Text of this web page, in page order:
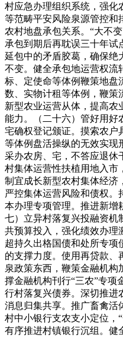
村应急办理组织系统，强化
等范畴平安风险泉源管控和
农村地盘承包关系。“大不
承包到期后再耽误三十年试
延包中的矛盾胶葛，确保绝
不变。健全承包地运营权流
标、定使命等体例鞭策地盘
数、实物计租等体例，鞭策
新型农业运营从体，提高农
能力。（二十六）管好用好
宅确权登记颁证。摸索农户
等体例盘活操纵的无效实现
采办农房、宅，不答应退休
村集体运营性扶植用地入市
制宜成长新型农村集体经济
严控集体运营风险和债权。
本办理专项管理。推进新增
七）立异村落复兴投融资机
共预算投入，强化绩效办理
超持久出格国债和处所专项
的支撑力度。使用再贷款、
泉政策东西，鞭策金融机构
撑金融机构刊行“三农”专项
行村落复兴债券。深切推进
消息归集共享。推广畜禽活
村中小银行支农支小定位，
有序推进村镇银行沉组。健